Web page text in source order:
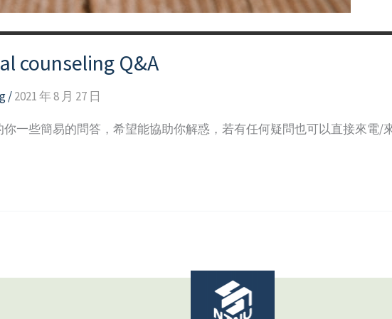
counseling Q&A
/2021 年 8 月 27 日
一些簡易的問答，希望能協助你解惑，若有任何疑問也可以直接來電/來